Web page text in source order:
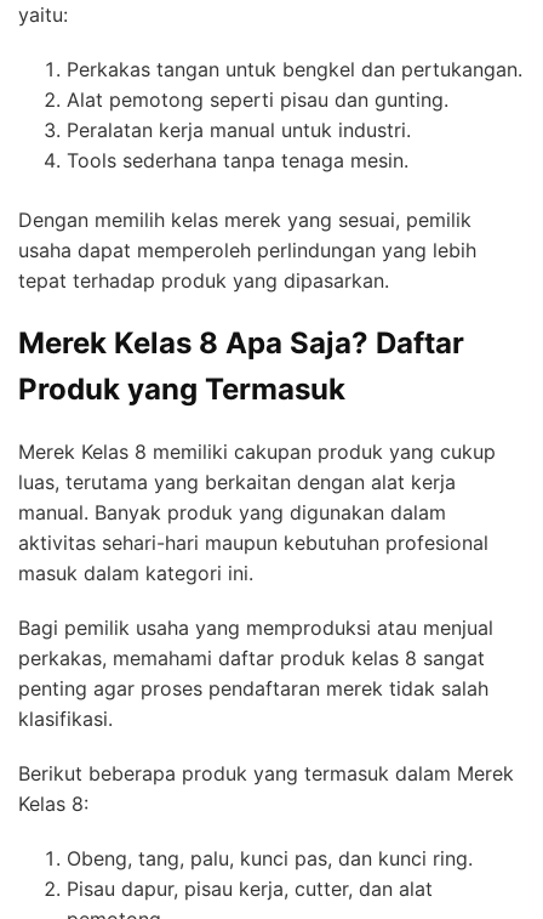
yaitu:
Perkakas tangan untuk bengkel dan pertukangan.
Alat pemotong seperti pisau dan gunting.
Peralatan kerja manual untuk industri.
Tools sederhana tanpa tenaga mesin.
Dengan memilih kelas merek yang sesuai, pemilik
usaha dapat memperoleh perlindungan yang lebih
tepat terhadap produk yang dipasarkan.
Merek Kelas 8 Apa Saja? Daftar
Produk yang Termasuk
Merek Kelas 8 memiliki cakupan produk yang cukup
luas, terutama yang berkaitan dengan alat kerja
manual. Banyak produk yang digunakan dalam
aktivitas sehari-hari maupun kebutuhan profesional
masuk dalam kategori ini.
Bagi pemilik usaha yang memproduksi atau menjual
perkakas, memahami daftar produk kelas 8 sangat
penting agar proses pendaftaran merek tidak salah
klasifikasi.
Berikut beberapa produk yang termasuk dalam Merek
Kelas 8:
Obeng, tang, palu, kunci pas, dan kunci ring.
Pisau dapur, pisau kerja, cutter, dan alat